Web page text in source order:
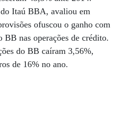
Itaú BBA, avaliou em
ofuscou o ganho com
BB nas operações de crédito.
do BB caíram 3,56%,
de 16% no ano.